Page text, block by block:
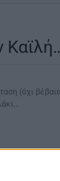
(όχι